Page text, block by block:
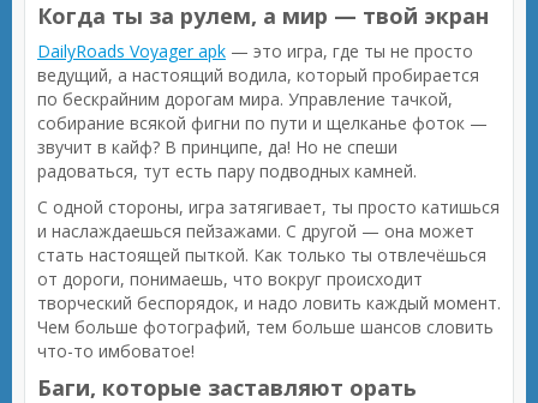
Когда ты за рулем, а мир — твой экран
DailyRoads Voyager apk — это игра, где ты не просто
ведущий, а настоящий водила, который пробирается
по бескрайним дорогам мира. Управление тачкой,
собирание всякой фигни по пути и щелканье фоток —
звучит в кайф? В принципе, да! Но не спеши
радоваться, тут есть пару подводных камней.
С одной стороны, игра затягивает, ты просто катишься
и наслаждаешься пейзажами. С другой — она может
стать настоящей пыткой. Как только ты отвлечёшься
от дороги, понимаешь, что вокруг происходит
творческий беспорядок, и надо ловить каждый момент.
Чем больше фотографий, тем больше шансов словить
что-то имбоватое!
Баги, которые заставляют орать